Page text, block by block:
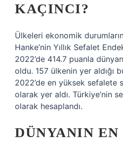
KAÇINCI?
Ülkeleri ekonomik
Hanke’nin Yıllık Sefalet
2022’de 414.7 puanla
oldu. 157 ülkenin yer aldığı
2022’de en yüksek sefalete
olarak yer aldı. Türkiye’nin
olarak hesaplandı.
DÜNYANIN